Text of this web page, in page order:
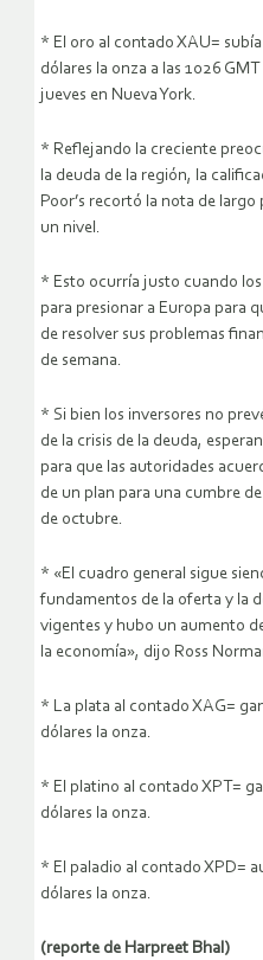
* El oro al contado XAU=
dólares la onza a las 1026
jueves en Nueva York.
* Reflejando la creciente
la deuda de la región, la
Poor’s recortó la nota de largo
un nivel.
* Esto ocurría justo cuando
para presionar a Europa para
de resolver sus problemas
de semana.
* Si bien los inversores no
de la crisis de la deuda,
para que las autoridades
de un plan para una cumbre
de octubre.
* «El cuadro general sigue
fundamentos de la oferta y la
vigentes y hubo un aumento
la economía», dijo Ross
* La plata al contado XAG=
dólares la onza.
* El platino al contado XPT=
dólares la onza.
* El paladio al contado XPD=
dólares la onza.
(reporte de Harpreet Bhal)